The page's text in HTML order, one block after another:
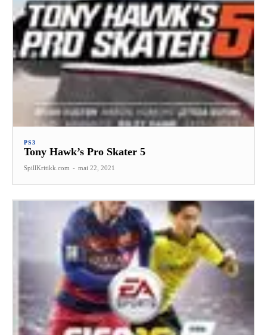
PS3
Tony Hawk’s Pro Skater 5
SpillKritikk.com - mai 22, 2021